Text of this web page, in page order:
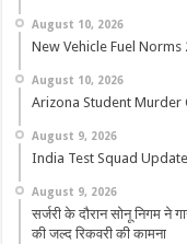
August 10, 2026
New Vehicle Fuel Norms
August 10, 2026
Arizona Student
August 9, 2026
India Test Squad
August 9, 2026
सर्जरी के दौरान सोनू निगम ने
की जल्द रिकवरी की कामना